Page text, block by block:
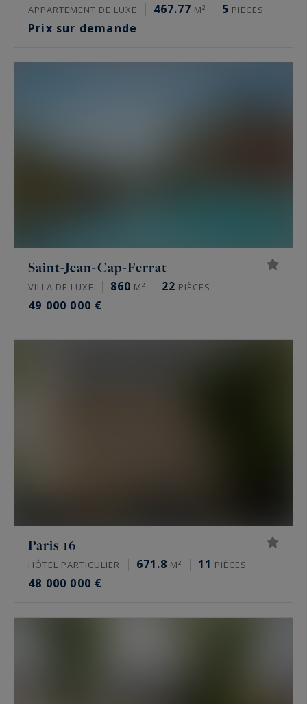
APPARTEMENT DE LUXE 467.77 M² 5 PIÈCES
Prix sur demande
Saint-Jean-Cap-Ferrat
VILLA DE LUXE 860 M² 22 PIÈCES
49 000 000 €
Paris 16
HÔTEL PARTICULIER 671.8 M² 11 PIÈCES
48 000 000 €